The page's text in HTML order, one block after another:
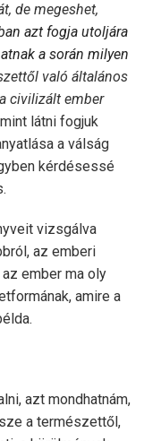
de megeshet,
azt fogja utoljára
a során milyen
való általános
civilizált ember
látni fogjuk
a válság
kérdésessé
vizsgálva
az emberi
ember ma oly
amire a
azt mondhatnám,
a természettől,